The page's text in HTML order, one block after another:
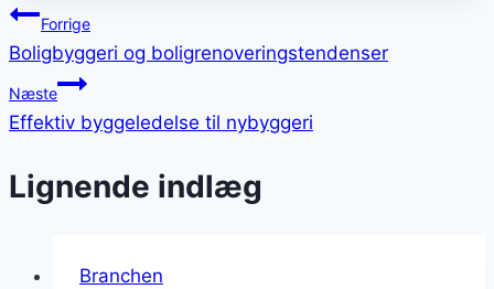
Indlægsnavigation
Forrige
Boligbyggeri og boligrenoveringstendenser
Næste
Effektiv byggeledelse til nybyggeri
Lignende indlæg
Branchen